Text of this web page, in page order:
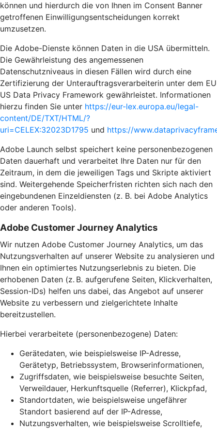
können und hierdurch die von Ihnen im Consent Banner
getroffenen Einwilligungsentscheidungen korrekt
umzusetzen.
Die Adobe-Dienste können Daten in die USA übermitteln.
Die Gewährleistung des angemessenen
Datenschutzniveaus in diesen Fällen wird durch eine
Zertifizierung der Unterauftragsverarbeiterin unter dem EU
US Data Privacy Framework gewährleistet. Informationen
hierzu finden Sie unter https://eur-lex.europa.eu/legal-
content/DE/TXT/HTML/?
uri=CELEX:32023D1795 und https://
Adobe Launch selbst speichert keine personenbezogenen
Daten dauerhaft und verarbeitet Ihre Daten nur für den
Zeitraum, in dem die jeweiligen Tags und Skripte aktiviert
sind. Weitergehende Speicherfristen richten sich nach den
eingebundenen Einzeldiensten (z. B. bei Adobe Analytics
oder anderen Tools).
Adobe Customer Journey Analytics
Wir nutzen Adobe Customer Journey Analytics, um das
Nutzungsverhalten auf unserer Website zu analysieren und
Ihnen ein optimiertes Nutzungserlebnis zu bieten. Die
erhobenen Daten (z. B. aufgerufene Seiten, Klickverhalten,
Session-IDs) helfen uns dabei, das Angebot auf unserer
Website zu verbessern und zielgerichtete Inhalte
bereitzustellen.
Hierbei verarbeitete (personenbezogene) Daten:
Gerätedaten, wie beispielsweise IP-Adresse,
Gerätetyp, Betriebssystem, Browserinformationen,
Zugriffsdaten, wie beispielsweise besuchte Seiten,
Verweildauer, Herkunftsquelle (Referrer), Klickpfad,
Standortdaten, wie beispielsweise ungefährer
Standort basierend auf der IP-Adresse,
Nutzungsverhalten, wie beispielsweise Scrolltiefe,